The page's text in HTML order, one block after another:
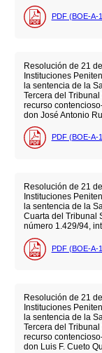
PDF (BOE-A-
Resolución de 21
Instituciones
la sentencia de la
Tercera del
recurso
don José Antonio
PDF (BOE-A-
Resolución de 21
Instituciones
la sentencia de la
Cuarta del Tribunal
número 1.429/94,
PDF (BOE-A-
Resolución de 21
Instituciones
la sentencia de la
Tercera del
recurso
don Luis F. Cueto